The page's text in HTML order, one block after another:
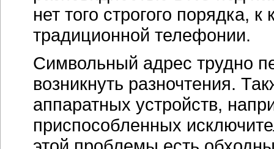
нет того строгого порядка,
традиционной телефонии.
Символьный адрес трудно
возникнуть разночтения.
аппаратных устройств,
приспособленных